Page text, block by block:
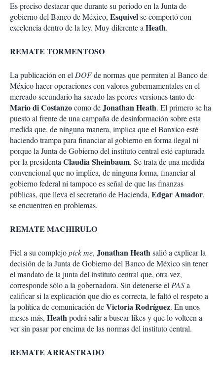
Es preciso destacar que durante su periodo en la Junta de
gobierno del Banco de México, Esquivelse comportó con
excelencia dentro de la ley. Muy diferente a Heath.
REMATE TORMENTOSO
La publicación en el DOFde normas que permiten al Banco de
México hacer operaciones con valores gubernamentales en el
mercado secundario ha sacado las peores versiones tanto de
Mario di Costanzocomo deJonathan Heath. El primero se ha
puesto al frente de una campaña de desinformación sobre esta
medida que, de ninguna manera, implica que el Banxico esté
haciendo trampa para financiar al gobierno en forma ilegal ni
porque la Junta de Gobierno del instituto central esté capturada
por la presidenta Claudia Sheinbaum. Se trata de una medida
convencional que no implica, de ninguna forma, financiar al
gobierno federal ni tampoco es señal de que las finanzas
públicas, que lleva el secretario de Hacienda, Edgar Amador,
se encuentren en problemas.
REMATE MACHIRULO
Fiel a su complejopick me, Jonathan Heathsalió a explicar la
decisión de la Junta de Gobierno del Banco de México sin tener
el mandato de la junta del instituto central que, otra vez,
corresponde sólo a la gobernadora. Sin detenerse el PASa
calificar si la explicación que dio es correcta, le faltó el respeto a
la política de comunicación deVictoria Rodríguez. En unos
meses más, Heathpodrá salir a buscar likes y que lo volteen a
ver sin pasar por encima de las normas del instituto central.
REMATE ARRASTRADO